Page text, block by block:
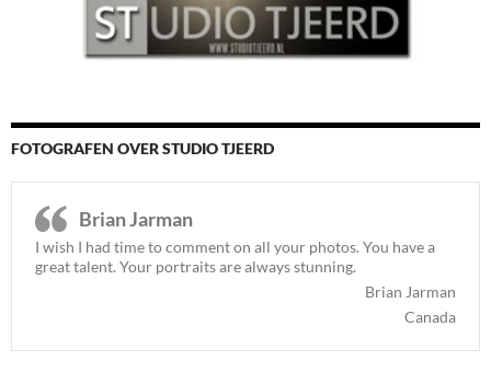
FOTOGRAFEN OVER STUDIO TJEERD
Brian Jarman
I wish I had time to comment on all your photos. You have a
great talent. Your portraits are always stunning.
Brian Jarman
Canada